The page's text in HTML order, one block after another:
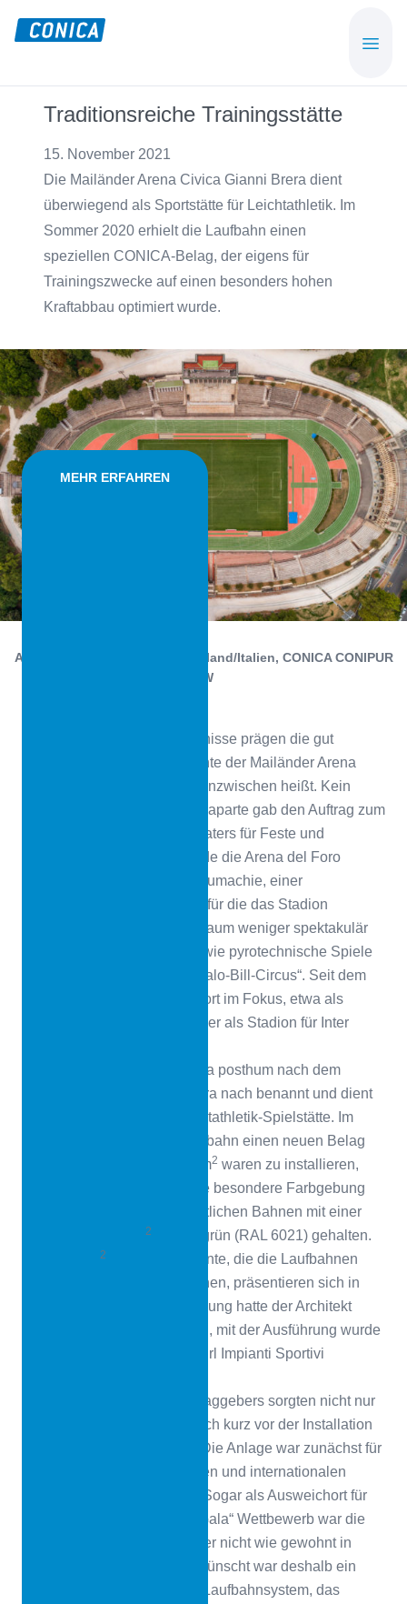
content
Functional
Flooring
Beläge
Traditionsreiche Trainingsstätte
15. November 2021
Die Mailänder Arena Civica Gianni Brera dient
überwiegend als Sportstätte für Leichtathletik. Im
Sommer 2020 erhielt die Laufbahn einen
speziellen CONICA-Belag, der eigens für
Trainingszwecke auf einen besonders hohen
Kraftabbau optimiert wurde.
MEHR ERFAHREN
Arena Civica Gianni Brera , Mailand/Italien, CONICA CONIPUR
SW
Zahllose spektakuläre Ereignisse prägen die gut
zweihundertjährige Geschichte der Mailänder Arena
Civica Gianni Brera, wie sie inzwischen heißt. Kein
geringerer als Napoleon Bonaparte gab den Auftrag zum
Bau in Form eines Amphitheaters für Feste und
Feierlichkeiten. Eröffnet wurde die Arena del Foro
Bonaparte 1807 mit einer Naumachie, einer
nachgestellten Seeschlacht, für die das Stadion
kurzerhand geflutet wurde. Kaum weniger spektakulär
waren viele weitere Events, wie pyrotechnische Spiele
oder die Wildwestshow „Buffalo-Bill-Circus“. Seit dem
20. Jahrhundert steht der Sport im Fokus, etwa als
Endpunkt des Giro d’Italia oder als Stadion für Inter
Im Jahr 2002 wurde die Arena posthum nach dem
Sportjournalisten Gianni Brera nach benannt und dient
heute überwiegend als Leichtathletik-Spielstätte. Im
Sommer 2020 sollte die Laufbahn einen neuen Belag
erhalten. Insgesamt 10.665 m2 waren zu installieren,
wobei vom Auftraggeber eine besondere Farbgebung
gewünscht wurde: Die eigentlichen Bahnen mit einer
2
sind in grün (RAL 6021) gehalten.
2
großen Segmente, die die Laufbahnen
vom zentralen Spielfeld trennen, präsentieren sich in
orange (RAL 2008). Die Planung hatte der Architekt
Stefano Longhi übernommen, mit der Ausführung wurde
das Unternehmen Tipiesse Srl Impianti Sportivi
Die Anforderungen des Auftraggebers sorgten nicht nur
bei der Planung, sondern auch kurz vor der Installation
für einige Überraschungen. Die Anlage war zunächst für
die Austragung von nationalen und internationalen
Wettbewerben vorgesehen. Sogar als Ausweichort für
den renommierten „Golden Gala“ Wettbewerb war die
Arena im Gespräch, als dieser nicht wie gewohnt in
Rom stattfinden konnte. Gewünscht war deshalb ein
World Athletics zertifiziertes Laufbahnsystem, das